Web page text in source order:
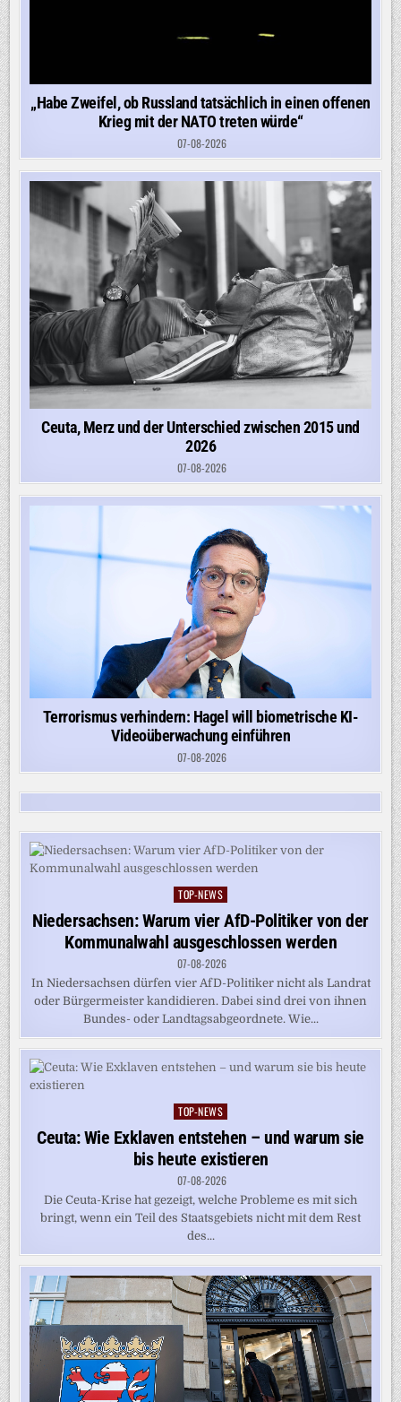
„Habe Zweifel, ob Russland tatsächlich in einen offenen
Krieg mit der NATO treten würde“
07-08-2026
Ceuta, Merz und der Unterschied zwischen 2015 und
2026
07-08-2026
Terrorismus verhindern: Hagel will biometrische KI-
Videoüberwachung einführen
07-08-2026
Posted
TOP-NEWS
Niedersachsen: Warum vier AfD-Politiker von der
Kommunalwahl ausgeschlossen werden
07-08-2026
In Niedersachsen dürfen vier AfD-Politiker nicht als Landrat
oder Bürgermeister kandidieren. Dabei sind drei von ihnen
Bundes- oder Landtagsabgeordnete. Wie...
Posted
TOP-NEWS
Ceuta: Wie Exklaven entstehen – und warum sie
bis heute existieren
07-08-2026
Die Ceuta-Krise hat gezeigt, welche Probleme es mit sich
bringt, wenn ein Teil des Staatsgebiets nicht mit dem Rest
des...